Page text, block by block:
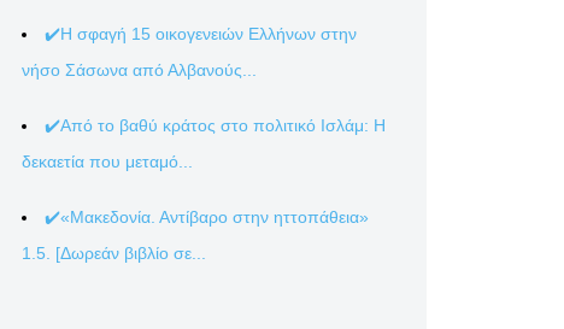
✔️Η σφαγή 15 οικογενειών Ελλήνων στην
νήσο Σάσωνα από Αλβανούς...
✔️Από το βαθύ κράτος στο πολιτικό Ισλάμ: Η
δεκαετία που μεταμό...
✔️«Μακεδονία. Αντίβαρο στην ηττοπάθεια»
1.5. [Δωρεάν βιβλίο σε...